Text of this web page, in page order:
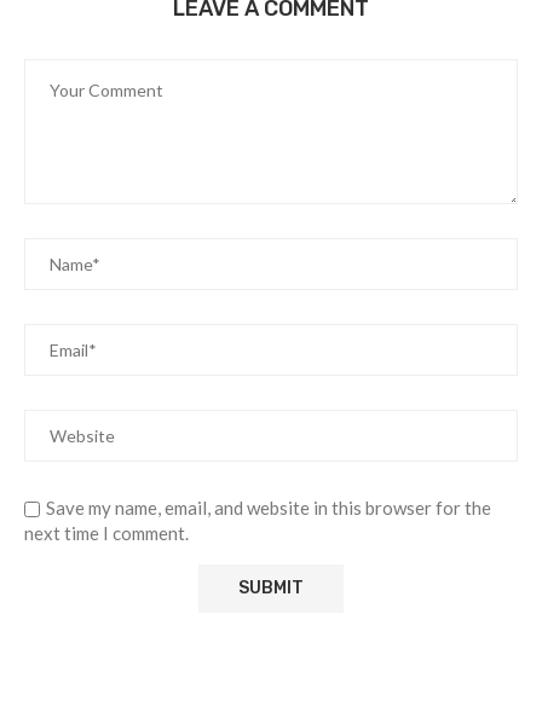
LEAVE A COMMENT
Save my name, email, and website in this browser for the
next time I comment.